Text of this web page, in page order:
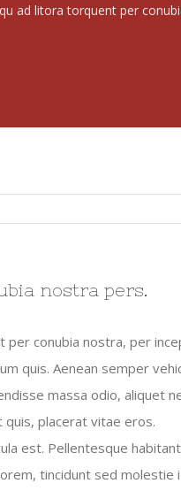
ad litora torquent per
nostra pers.
per conubia nostra, per
quis. Aenean semper
massa odio, aliquet
placerat vitae eros.
est. Pellentesque
tincidunt sed molestie